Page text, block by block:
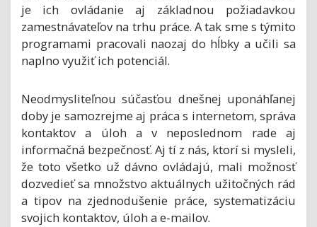
je ich ovládanie aj základnou požiadavkou
zamestnávateľov na trhu práce. A tak sme s týmito
programami pracovali naozaj do hĺbky a učili sa
naplno využiť ich potenciál.
Neodmysliteľnou súčasťou dnešnej uponáhľanej
doby je samozrejme aj práca s internetom, správa
kontaktov a úloh a v neposlednom rade aj
informačná bezpečnosť. Aj tí z nás, ktorí si mysleli,
že toto všetko už dávno ovládajú, mali možnosť
dozvedieť sa množstvo aktuálnych užitočných rád
a tipov na zjednodušenie práce, systematizáciu
svojich kontaktov, úloh a e-mailov.